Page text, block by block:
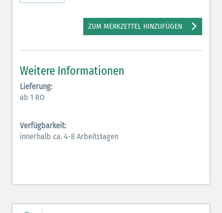
Bronchodilatatoren (blau-braun)
Inodilatatoren (rot-grün)
Antiarrhythmika (rot-blau)
Elektrolyte Kalium (grün-blau)
Hormone Insulin (braun-gelb)
ZUM MERKZETTEL HINZUFÜGEN
Weitere Informationen
Lieferung:
ab 1 RO
Verfügbarkeit:
innerhalb ca. 4-8 Arbeitstagen